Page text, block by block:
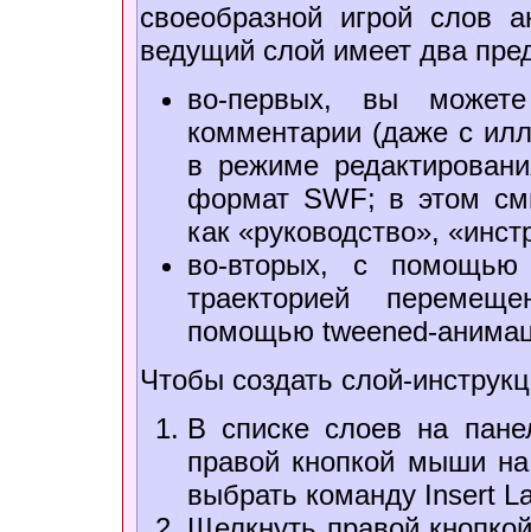
своеобразной игрой слов
ведущий слой имеет два
во-первых, вы
комментарии (даже с
в режиме
формат SWF; в этом
как «руководство»,
во-вторых, с помощью
траекторией
помощью tweened-
Чтобы создать слой-
В списке слоев на
правой кнопкой мыши
выбрать команду Insert